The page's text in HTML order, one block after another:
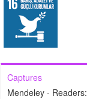
Captures
Mendeley - Readers: